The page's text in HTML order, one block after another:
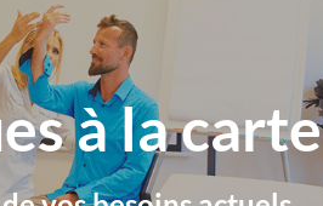
à la carte